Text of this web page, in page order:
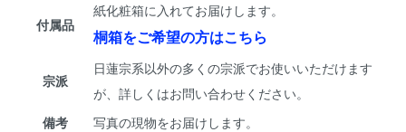
付属品
紙化粧箱に入れてお届けします。
桐箱をご希望の方はこちら
宗派
日蓮宗系以外の多くの宗派でお使いいただけます
が、詳しくはお問い合わせください。
備考
写真の現物をお届けします。